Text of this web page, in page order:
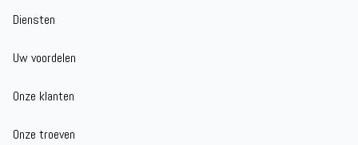
Diensten
Uw voordelen
Onze klanten
Onze troeven